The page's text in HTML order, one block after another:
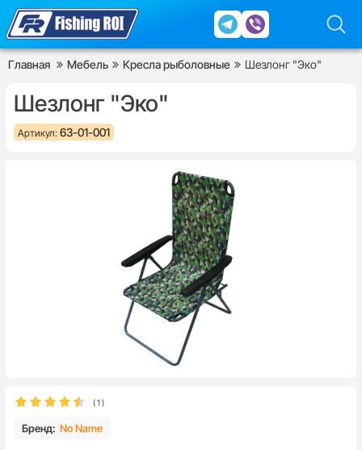
Главная Мебель Кресла рыболовные Шезлонг "Эко"
Шезлонг "Эко"
Артикул: 63-01-001
(1 )
Бренд: No Name